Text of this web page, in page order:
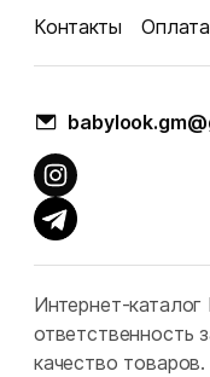
Контакты
Интернет-
ответственность
качество товаров.